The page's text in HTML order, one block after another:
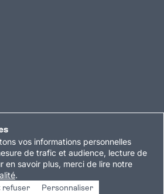
vos informations personnelles
de trafic et audience, lecture de
en savoir plus, merci de lire notre
.
refuser Personnaliser
Mentions légales
Accessibilité : partiellement conforme